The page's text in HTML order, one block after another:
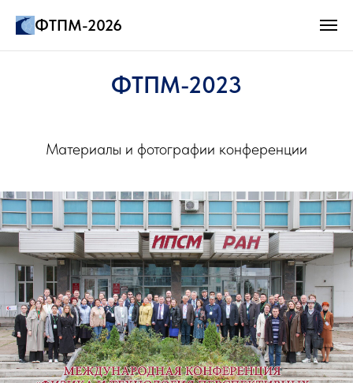
ФТПМ-2026
ФТПМ-2023
Материалы и фотографии конференции